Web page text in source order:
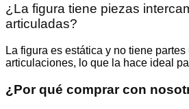
¿La figura tiene piezas
articuladas?
La figura es estática y no tiene
articulaciones, lo que la hace ideal
¿Por qué comprar con